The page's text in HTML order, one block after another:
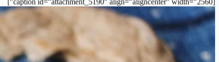
[caption id="attachment_5190" align="aligncenter" width="2560"]